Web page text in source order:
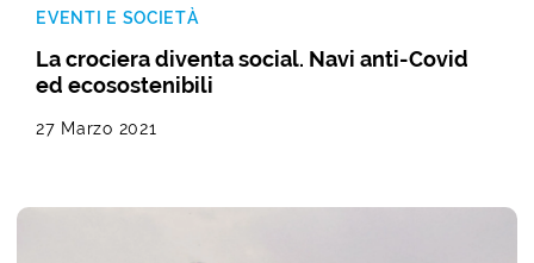
EVENTI E SOCIETÀ
La crociera diventa social. Navi anti-Covid
ed ecosostenibili
27 Marzo 2021